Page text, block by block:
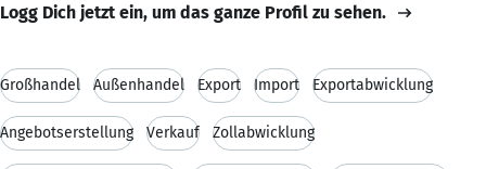
Logg Dich jetzt ein, um das ganze Profil zu sehen.
Großhandel Außenhandel Export Import Exportabwicklung
Angebotserstellung Verkauf Zollabwicklung